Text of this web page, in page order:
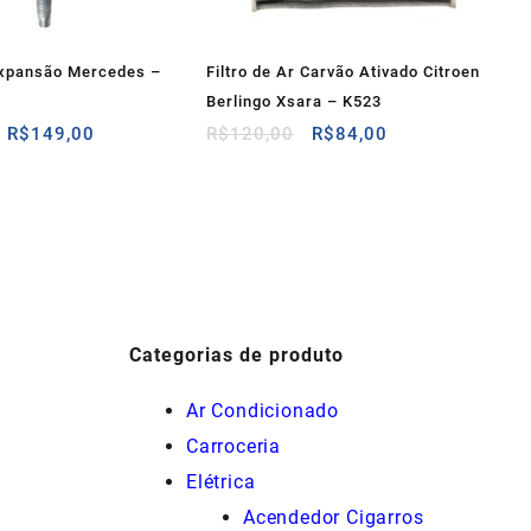
Mercedes –
O
R$149,00
Filtro de Ar Carvão Ativado Citroen
Berlingo Xsara – K523
R$120,00
O
R$84,00
Categorias de produto
Ar Condicionado
Carroceria
Elétrica
Acendedor Cigarros